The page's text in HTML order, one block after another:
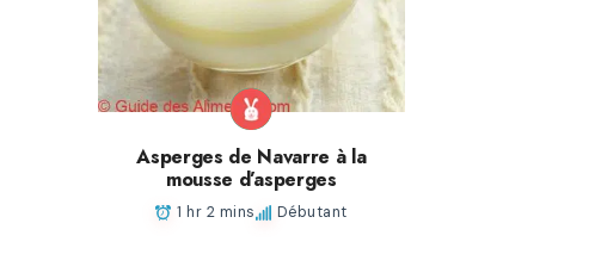
Asperges de Navarre à la
mousse d’asperges
1 hr 2 mins Débutant